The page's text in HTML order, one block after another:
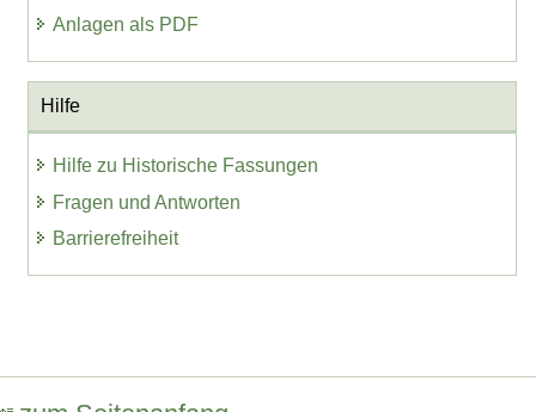
Anlagen als PDF
Hilfe
Hilfe zu Historische Fassungen
Fragen und Antworten
Barrierefreiheit